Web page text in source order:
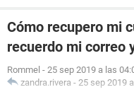
Cómo recupero mi
recuerdo mi correo
Rommel - 25 sep 2019 a las
zandra.rivera - 25 sep 2019